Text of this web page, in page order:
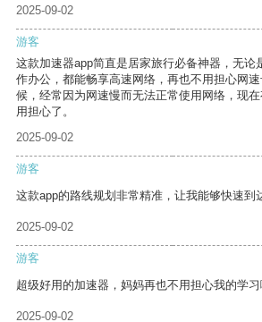
2025-09-02
游客
这款加速器app简直是居家旅行必备神器，无论
作办公，都能畅享高速网络，再也不用担心网
候，经常因为网速慢而无法正常使用网络，现
用担心了。
2025-09-02
游客
这款app的路线规划非常精准，让我能够快速到
2025-09-02
游客
超级好用的加速器，妈妈再也不用担心我的学习
2025-09-02